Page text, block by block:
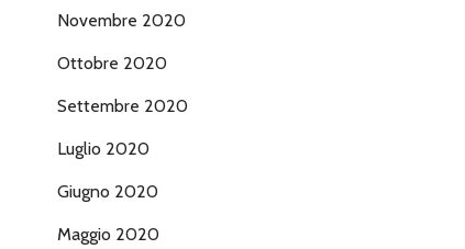
Novembre 2020
Ottobre 2020
Settembre 2020
Luglio 2020
Giugno 2020
Maggio 2020